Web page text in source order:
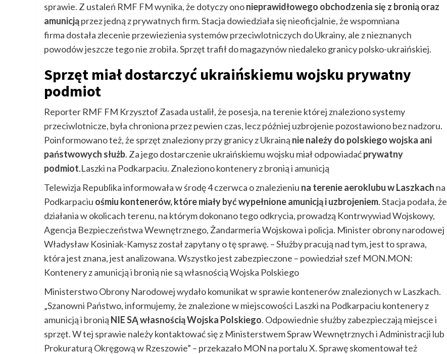
sprawie. Z ustaleń RMF FM wynika, że dotyczy ononieprawidłowego obchodzenia się z bronią oraz
amunicjąprzez jedną z prywatnych firm. Stacja dowiedziała się nieoficjalnie, że wspomniana
firma dostała zlecenie przewiezienia systemów przeciwlotniczych do Ukrainy, ale z nieznanych
powodów jeszcze tego nie zrobiła. Sprzęt trafił do magazynów niedaleko granicy polsko-ukraińskiej.
Sprzęt miał dostarczyć ukraińskiemu wojsku prywatny
podmiot
Reporter RMF FM Krzysztof Zasada ustalił, że posesja, na terenie której znaleziono systemy
przeciwlotnicze, była chroniona przez pewien czas, lecz później uzbrojenie pozostawiono bez nadzoru.
Poinformowano też, że sprzęt znaleziony przy granicy z Ukrainą nie należy do polskiego wojska ani
państwowych służb. Za jego dostarczenie ukraińskiemu wojsku miał odpowiadaćprywatny
podmiot.Laszki na Podkarpaciu. Znaleziono kontenery z bronią i amunicją
Telewizja Republika informowała w środę 4 czerwca o znalezieniu na terenie aeroklubu w Laszkach na
Podkarpaciu ośmiu kontenerów, które miały być wypełnione amunicją i uzbrojeniem. Stacja podała, że
działania w okolicach terenu, na którym dokonano tego odkrycia, prowadzą Kontrwywiad Wojskowy,
Agencja Bezpieczeństwa Wewnętrznego, Żandarmeria Wojskowa i policja. Minister obrony narodowej
Władysław Kosiniak-Kamysz został zapytany o tę sprawę. – Służby pracują nad tym, jest to sprawa,
która jest znana, jest analizowana. Wszystko jest zabezpieczone – powiedział szef MON.MON:
Kontenery z amunicją i bronią nie są własnością Wojska Polskiego
Ministerstwo Obrony Narodowej wydało komunikat w sprawie kontenerów znalezionych w Laszkach.
„Szanowni Państwo, informujemy, że znalezione w miejscowości Laszki na Podkarpaciu kontenery z
amunicją i bronią NIE SĄ własnością Wojska Polskiego. Odpowiednie służby zabezpieczają miejsce i
sprzęt. W tej sprawie należy kontaktować się z Ministerstwem Spraw Wewnętrznych i Administracji lub
Prokuraturą Okręgową w Rzeszowie” – przekazało MON na portalu X. Sprawę skomentował też